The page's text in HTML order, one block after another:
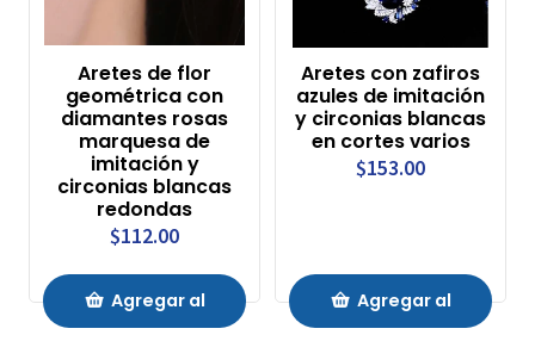
Aretes de flor
geométrica con
diamantes rosas
marquesa de
imitación y
circonias blancas
redondas
$112.00
Agregar al
Aretes con zafiros
azules de imitación
y circonias blancas
en cortes varios
$153.00
Agregar al